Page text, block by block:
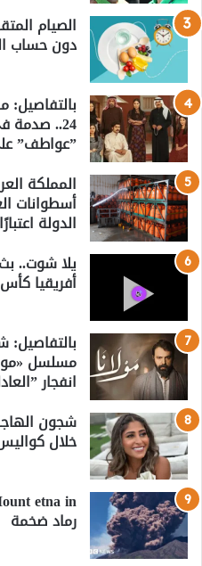
الصيام
دون حساب
24..
”عواطف”
المملكة
أسطوانات
الدولة اعتبارًا
يلا شوت..
أفريقيا كأس
مسلسل
انفجار
شجون
خلال
رماد ضخمة